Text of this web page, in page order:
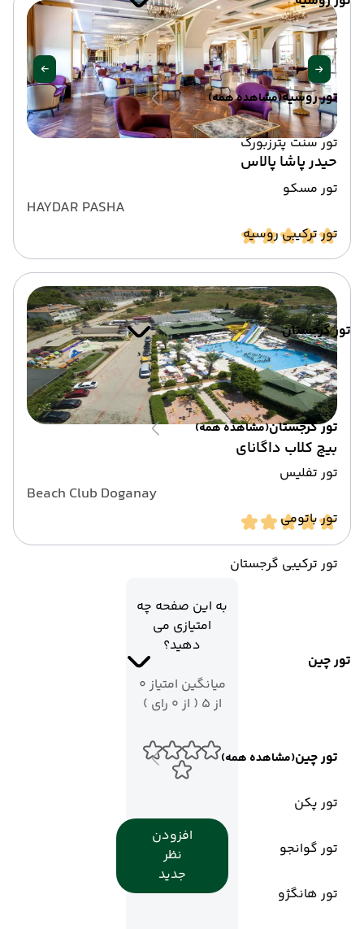
تور روسیه(مشاهده همه)
تور سنت پترزبورگ
تور مسکو
تور ترکیبی روسیه
تور گرجستان
تور گرجستان(مشاهده همه)
تور تفلیس
تور باتومی
تور ترکیبی گرجستان
تور چین
تور چین(مشاهده همه)
تور پکن
تور گوانجو
تور هانگژو
حیدر پاشا پالاس
HAYDAR PASHA
بیچ کلاب داگانای
Beach Club Doganay
به این صفحه چه
امتیازی می
دهید؟
میانگین امتیاز 0
از 5 ( از 0 رای )
افزودن
نظر
جدید